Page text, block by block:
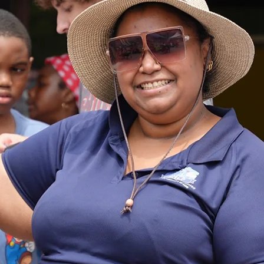
verbonde gemeenskap wat deur
gesinne en inwoners aangedryf word.